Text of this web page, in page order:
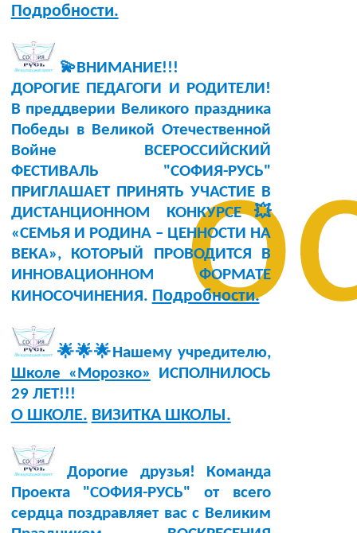
Подробности.
💫ВНИМАНИЕ!!!
ДОРОГИЕ ПЕДАГОГИ И РОДИТЕЛИ!
В преддверии Великого праздника
Победы в Великой Отечественной
Войне ВСЕРОССИЙСКИЙ
ФЕСТИВАЛЬ "СОФИЯ-РУСЬ"
ПРИГЛАШАЕТ ПРИНЯТЬ УЧАСТИЕ В
ДИСТАНЦИОННОМ КОНКУРСЕ💥
«СЕМЬЯ И РОДИНА – ЦЕННОСТИ НА
ВЕКА», КОТОРЫЙ ПРОВОДИТСЯ В
ИННОВАЦИОННОМ ФОРМАТЕ
КИНОСОЧИНЕНИЯ. Подробности.
🌟🌟🌟Нашему учредителю,
Школе «Морозко» ИСПОЛНИЛОСЬ
29 ЛЕТ!!!
О ШКОЛЕ. ВИЗИТКА ШКОЛЫ.
Дорогие друзья! Команда
Проекта "СОФИЯ-РУСЬ" от всего
сердца поздравляет вас с Великим